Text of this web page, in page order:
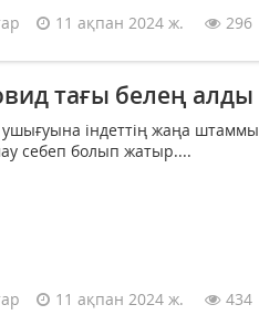
11 ақпан 2024 ж. 296
тағы белең алды
індеттің жаңа
себеп болып жатыр....
11 ақпан 2024 ж. 434